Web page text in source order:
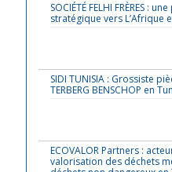
SOCIÉTÉ FELHI FRÈRES :
stratégique vers L’Afrique
SIDI TUNISIA : Grossiste
TERBERG BENSCHOP en
ECOVALOR Partners :
valorisation des déchets